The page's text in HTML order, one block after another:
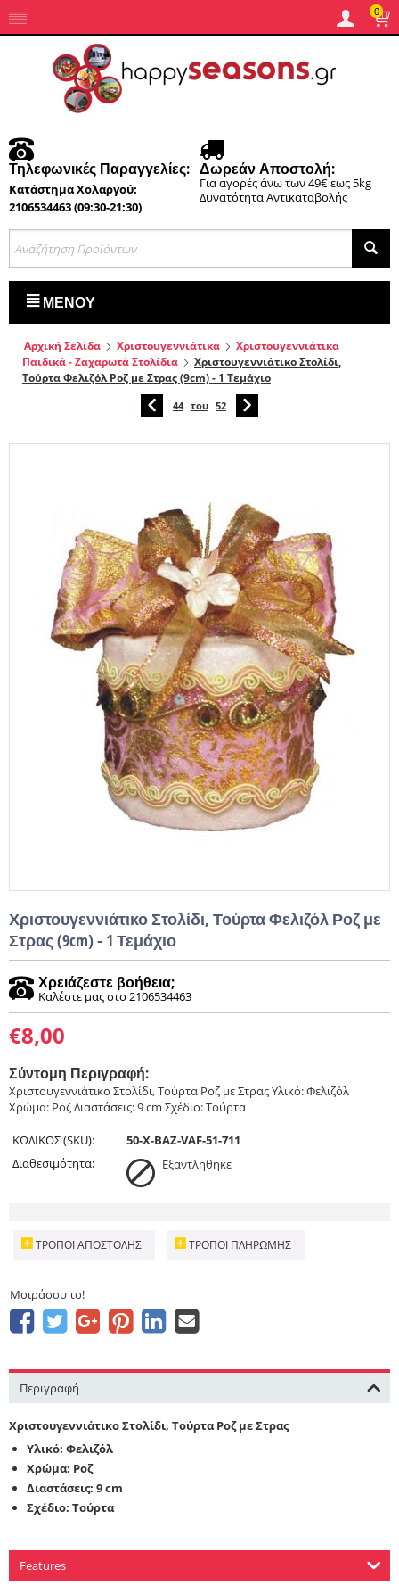
0
Τηλεφωνικές Παραγγελίες:
Κατάστημα Χολαργού:
2106534463 (09:30-21:30)
Δωρεάν Αποστολή:
Για αγορές άνω των 49€ εως 5kg
Δυνατότητα Αντικαταβολής
ΜΕΝΟΎ
Αρχική Σελίδα Χριστουγεννιάτικα
Χριστουγεννιάτικα
Παιδικά - Ζαχαρωτά Στολίδια
Χριστουγεννιάτικο Στολίδι,
Τούρτα Φελιζόλ Ροζ με Στρας (9cm) - 1 Τεμάχιο
44 του 52
Χριστουγεννιάτικο Στολίδι, Τούρτα Φελιζόλ Ροζ με
Στρας (9cm) - 1 Τεμάχιο
Χρειάζεστε βοήθεια;
Καλέστε μας στο 2106534463
€8,00
Σύντομη Περιγραφή:
Χριστουγεννιάτικο Στολίδι, Τούρτα Ροζ με Στρας Υλικό: Φελιζόλ
Χρώμα: Ροζ Διαστάσεις: 9 cm Σχέδιο: Τούρτα ​ ​ ​
ΚΩΔΙΚΟΣ (SKU):
50-X-BAZ-VAF-51-711
Διαθεσιμότητα:
Εξαντληθηκε
ΤΡΌΠΟΙ ΑΠΟΣΤΟΛΉΣ ΤΡΌΠΟΙ ΠΛΗΡΩΜΉΣ
Μοιράσου το!
Περιγραφή
Χριστουγεννιάτικο Στολίδι, Τούρτα Ροζ με Στρας
Υλικό: Φελιζόλ
Χρώμα: Ροζ
Διαστάσεις: 9 cm
Σχέδιο: Τούρτα
Features